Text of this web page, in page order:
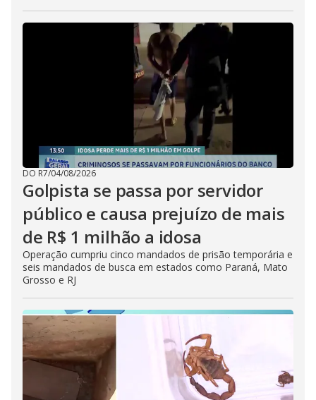
DO R7/04/08/2026
Golpista se passa por servidor
público e causa prejuízo de mais
de R$ 1 milhão a idosa
Operação cumpriu cinco mandados de prisão temporária e
seis mandados de busca em estados como Paraná, Mato
Grosso e RJ